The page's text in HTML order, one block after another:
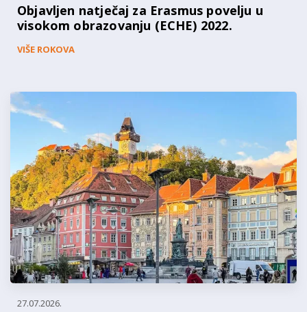
Objavljen natječaj za Erasmus povelju u
visokom obrazovanju (ECHE) 2022.
VIŠE ROKOVA
27.07.2026.